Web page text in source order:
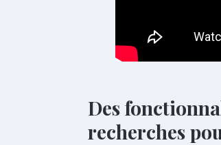
Des
recherches